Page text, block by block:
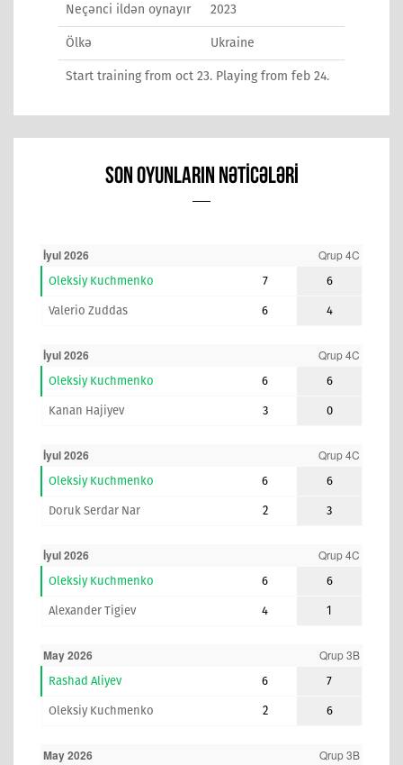
Neçənci ildən oynayır 2023
Ölkə Ukraine
Start training from oct 23. Playing from feb 24.
SON OYUNLARIN NƏTICƏLƏRI
İyul 2026 Qrup 4C
Oleksiy Kuchmenko 7 6
Valerio Zuddas 6 4
İyul 2026 Qrup 4C
Oleksiy Kuchmenko 6 6
Kanan Hajiyev 3 0
İyul 2026 Qrup 4C
Oleksiy Kuchmenko 6 6
Doruk Serdar Nar 2 3
İyul 2026 Qrup 4C
Oleksiy Kuchmenko 6 6
Alexander Tigiev 4 1
May 2026 Qrup 3B
Rashad Aliyev 6 7
Oleksiy Kuchmenko 2 6
May 2026 Qrup 3B